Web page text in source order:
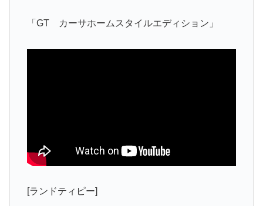
「GT カーサホームスタイルエディション」
[ランドティピー]